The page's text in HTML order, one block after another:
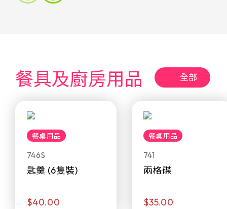
餐具及廚房用品 全部
餐桌用品
746S
匙羹 (6隻裝)
$40.00
餐桌用品
741
兩格碟
$35.00